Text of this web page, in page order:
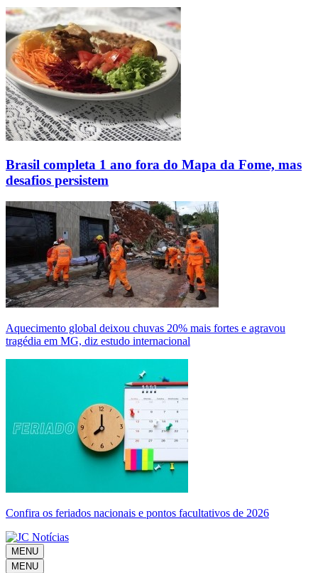
Brasil completa 1 ano fora do Mapa da Fome, mas
desafios persistem
Aquecimento global deixou chuvas 20% mais fortes e agravou
tragédia em MG, diz estudo internacional
Confira os feriados nacionais e pontos facultativos de 2026
MENU
MENU